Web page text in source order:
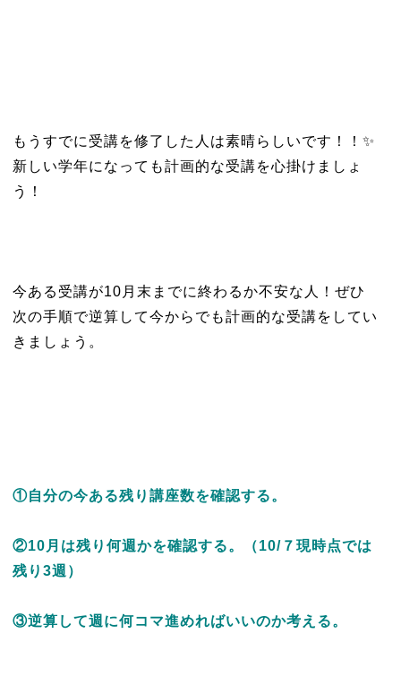
もうすでに受講を修了した人は素晴らしいです！！✨
新しい学年になっても計画的な受講を心掛けましょ
う！
今ある受講が10月末までに終わるか不安な人！ぜひ
次の手順で逆算して今からでも計画的な受講をしてい
きましょう。
①自分の今ある残り講座数を確認する。
②10月は残り何週かを確認する。（10/７現時点では
残り 3週）
③逆算して週に何コマ進めればいいのか考える。